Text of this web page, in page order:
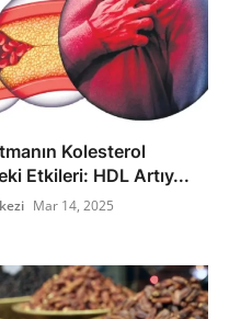
Kolesterol
Etkileri: HDL Artıy...
Mar 14, 2025